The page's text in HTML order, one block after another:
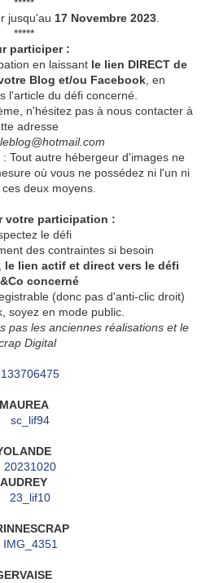
jusqu'au 17 Novembre 2023
*****
participer:
en laissantle lien DIRECT de
Blog et/ou Facebook, en
l'article du défi concerné.
n'hésitez pas à nous contacter à
adresse
: Tout autre hébergeur d'images ne
où vous ne possédez ni l'un ni
deux moyens.
votre participation :
le défi
des contraintes si besoin
le lien actif et direct vers le défi
concerné
(donc pas d'anti-clic droit)
soyez en mode public.
pas les anciennes réalisations et le
Digital
MAUREA
AUDREY